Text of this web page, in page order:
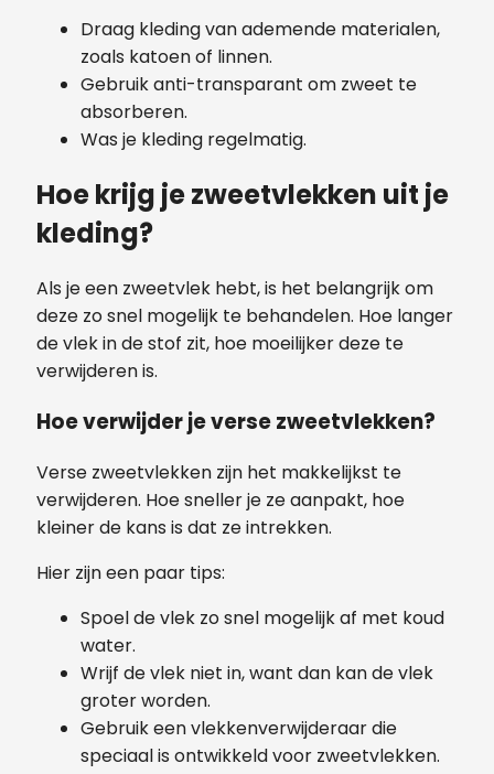
Draag kleding van ademende materialen,
zoals katoen of linnen.
Gebruik anti-transparant om zweet te
absorberen.
Was je kleding regelmatig.
Hoe krijg je zweetvlekken uit je
kleding?
Als je een zweetvlek hebt, is het belangrijk om
deze zo snel mogelijk te behandelen. Hoe langer
de vlek in de stof zit, hoe moeilijker deze te
verwijderen is.
Hoe verwijder je verse zweetvlekken?
Verse zweetvlekken zijn het makkelijkst te
verwijderen. Hoe sneller je ze aanpakt, hoe
kleiner de kans is dat ze intrekken.
Hier zijn een paar tips:
Spoel de vlek zo snel mogelijk af met koud
water.
Wrijf de vlek niet in, want dan kan de vlek
groter worden.
Gebruik een vlekkenverwijderaar die
speciaal is ontwikkeld voor zweetvlekken.